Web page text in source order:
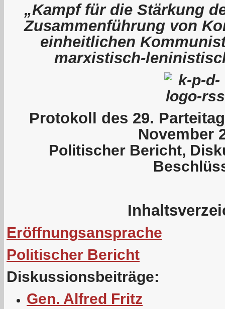
„Kampf für die Stärkung
Zusammenführung von
einheitlichen
marxistisch-
Protokoll des 29.
November
Politischer Bericht,
Eröffnungsansprache
Politischer Bericht
Diskussionsbeiträge:
Gen. Alfred Fritz